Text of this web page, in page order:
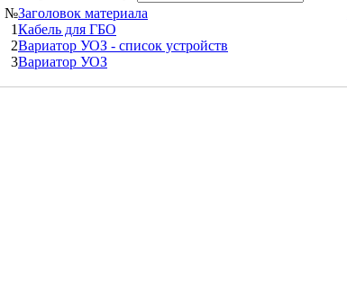
№Заголовок материала
1Кабель для ГБО
2Вариатор УОЗ - список устройств
3Вариатор УОЗ